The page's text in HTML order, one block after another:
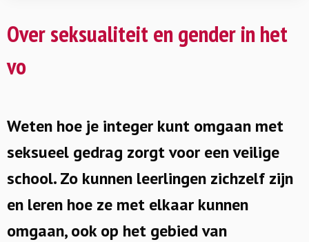
Over seksualiteit en gender in het
vo
Weten hoe je integer kunt omgaan met
seksueel gedrag zorgt voor een veilige
school. Zo kunnen leerlingen zichzelf zijn
en leren hoe ze met elkaar kunnen
omgaan, ook op het gebied van